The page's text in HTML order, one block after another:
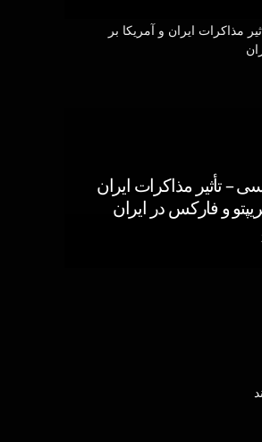
– تأثیر مذاکرات ایران
و فارکس در ایران